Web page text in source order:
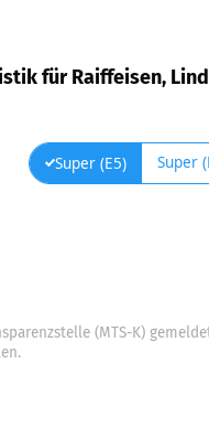
für Raiffeisen,
Super (E5) Super
(MTS-K)